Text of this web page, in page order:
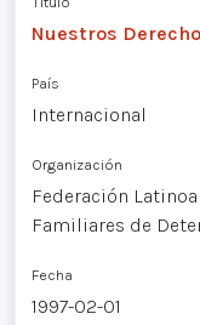
Nuestros
País
Internacional
Organización
Federación
Familiares de
Fecha
1997-02-01